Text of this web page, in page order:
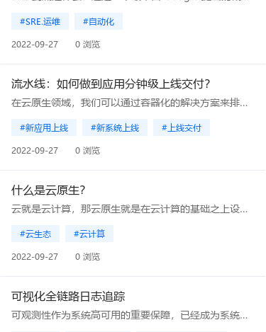
#SRE.运维
#自动化
2022-09-27
0 浏览
流水线：如何做到应用分钟级上线交付？
在云原生领域，我们可以通过容器化的解决方案来排除操作系统层面的繁杂操作，从而让我们直接面对应用本身。但为了更好的理解应用上线的整个过程，以及通过自动化手段所能达到的极限交付，我们本次将基于传统的vsphere超融合方案进行介绍。
#新应用上线 #新系统上线
#上线交付
2022-09-27
0 浏览
什么是云原生？
云就是云计算，那云原生就是在云计算的基础之上设计实现，充分利用云的弹性、分布式等特性，让应用能够实现弹性伸缩、动态调度，也能更高的提升资源利用率。本文从云原生的发展历程、核心理念、代表技术等方面介绍了云原生。
#云生态
#云计算
2022-09-27
0 浏览
可视化全链路日志追踪
可观测性作为系统高可用的重要保障，已经成为系统建设中不可或缺的一环。本文介绍了可视化全链路日志追踪的新方案，它以业务链路为载体，通过有效组织业务每次执行的日志，实现了执行现场的可视化还原，支持问题的高效定位。